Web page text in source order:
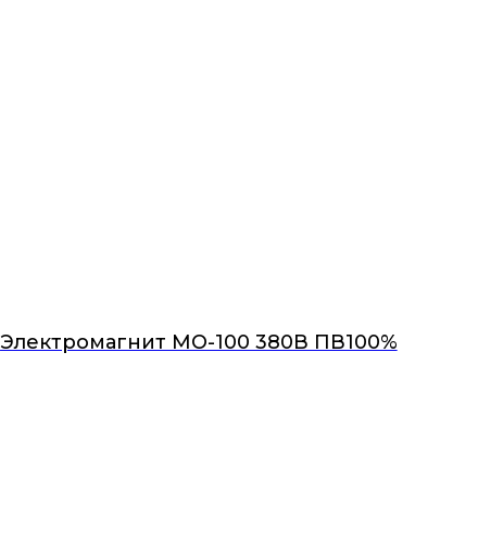
Электромагнит МО-100 380В ПВ100%